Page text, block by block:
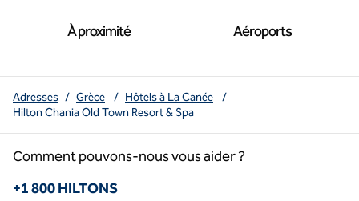
À proximité Aéroports
Adresses / Grèce / Hôtels à La Canée
/
Hilton Chania Old Town Resort & Spa
Comment pouvons-nous vous aider ?
Téléphone :
+1 800 HILTONS